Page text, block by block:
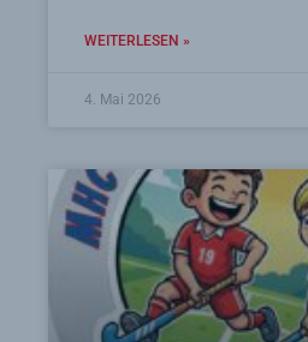
WEITERLESEN »
4. Mai 2026